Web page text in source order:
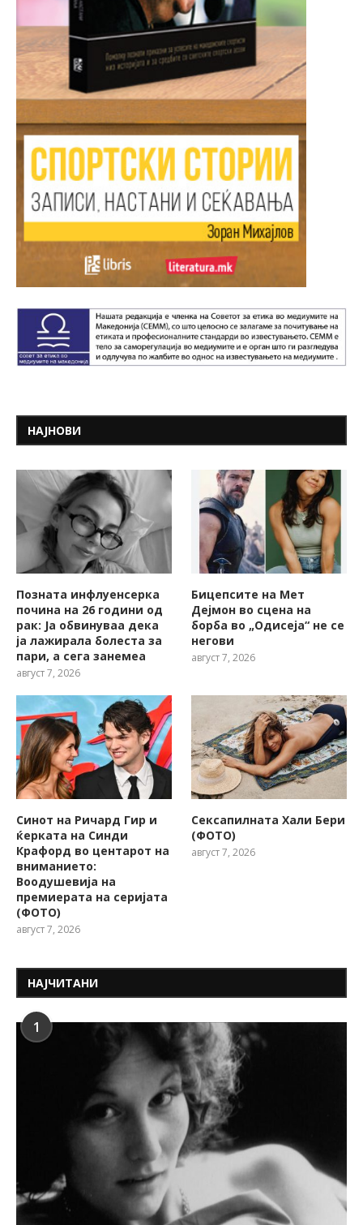
НАЈНОВИ
Позната инфлуенсерка
почина на 26 години од
рак: Ја обвинуваа дека
ја лажирала болеста за
пари, а сега занемеа
август 7, 2026
Бицепсите на Мет
Дејмон во сцена на
борба во „Одисеја“ не се
негови
август 7, 2026
Синот на Ричард Гир и
ќерката на Синди
Крафорд во центарот на
вниманието:
Воодушевија на
премиерата на серијата
(ФОТО)
август 7, 2026
Сексапилната Хали Бери
(ФОТО)
август 7, 2026
НАЈЧИТАНИ
1